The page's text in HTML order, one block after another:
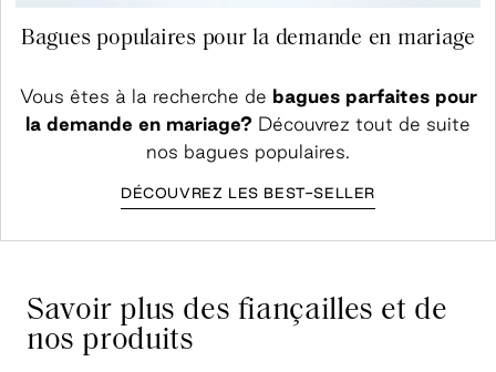
Bagues populaires pour la demande en mariage
Vous êtes à la recherche de bagues parfaites pour
la demande en mariage? Découvrez tout de suite
nos bagues populaires.
DÉCOUVREZ LES BEST-SELLER
Savoir plus des fiançailles et de
nos produits